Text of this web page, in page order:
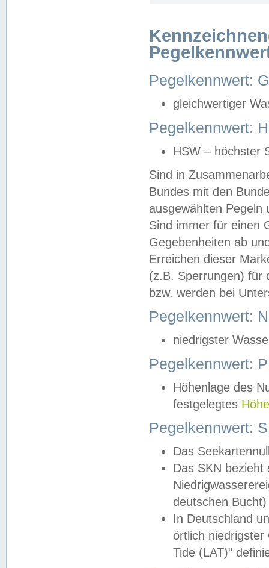
Pegelkennwert:
gleichwertiger
Pegelkennwert:
HSW – höchster
Sind in
Bundes mit den
ausgewählten
Sind immer für einen
Gegebenheiten ab
Erreichen dieser
(z.B. Sperrungen) für
bzw. werden bei
Pegelkennwert:
niedrigster
Pegelkennwert:
Höhenlage des
festgelegtes
Pegelkennwert:
Das
Das SKN
deutschen
In Deutschland
örtlich
Tide (LAT)"